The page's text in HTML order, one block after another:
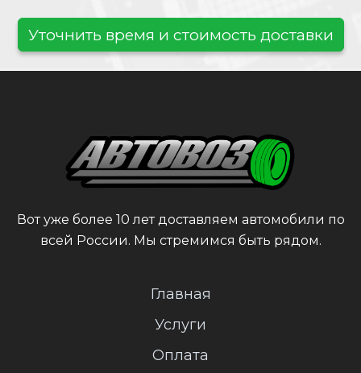
Уточнить время и стоимость доставки
Вот уже более 10 лет доставляем автомобили по
всей России. Мы стремимся быть рядом.
Главная
Услуги
Оплата